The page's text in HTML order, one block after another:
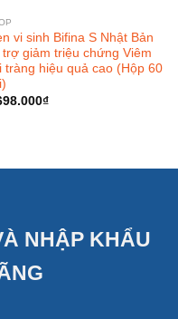
vi sinh Bifina S Nhật Bản
trợ giảm triệu chứng Viêm
tràng hiệu quả cao (Hộp 60
₫
NHẬP KHẨU